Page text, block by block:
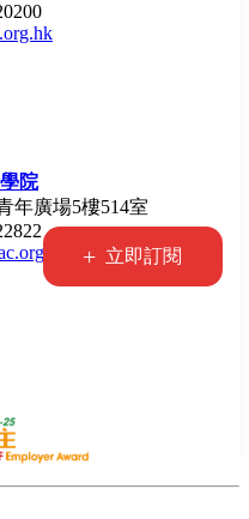
+ 立即訂閱
院
年廣場5樓514室